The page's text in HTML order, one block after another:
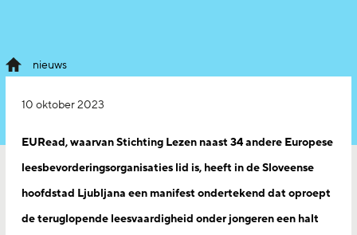
nieuws
10 oktober 2023
EURead, waarvan Stichting Lezen naast 34 andere Europese
leesbevorderingsorganisaties lid is, heeft in de Sloveense
hoofdstad Ljubljana een manifest ondertekend dat oproept
de teruglopende leesvaardigheid onder jongeren een halt